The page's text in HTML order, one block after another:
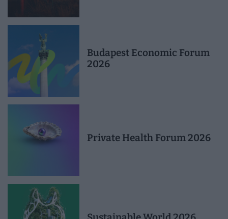
Budapest Economic Forum
2026
Private Health Forum 2026